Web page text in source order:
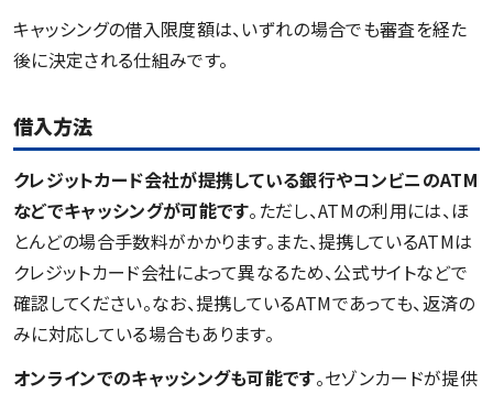
キャッシングの借入限度額は、いずれの場合でも審査を経た
後に決定される仕組みです。
借入方法
クレジットカード会社が提携している銀行やコンビニのATM
などでキャッシングが可能です。ただし、ATMの利用には、ほ
とんどの場合手数料がかかります。また、提携しているATMは
クレジットカード会社によって異なるため、公式サイトなどで
確認してください。なお、提携しているATMであっても、返済の
みに対応している場合もあります。
オンラインでのキャッシングも可能です。セゾンカードが提供